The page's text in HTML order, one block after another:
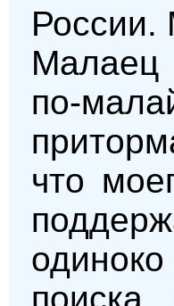
России.
Малаец
по-
что